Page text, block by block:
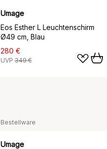
Umage
Eos Esther L Leuchtenschirm
Ø49 cm, Blau
280 €
UVP 349 €
Bestellware
Umage